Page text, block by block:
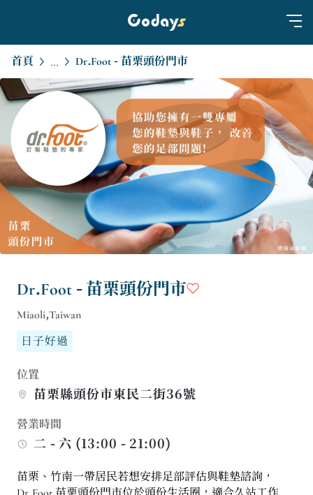
首頁 ... Dr.Foot - 苗栗頭份門市
Dr.Foot - 苗栗頭份門市
Miaoli,Taiwan
日子好過
位置
苗栗縣頭份市東民二街36號
營業時間
二 - 六 (13:00 - 21:00)
苗栗、竹南一帶居民若想安排足部評估與鞋墊諮詢，